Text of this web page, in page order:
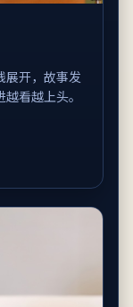
展开，故事发
看越上头。